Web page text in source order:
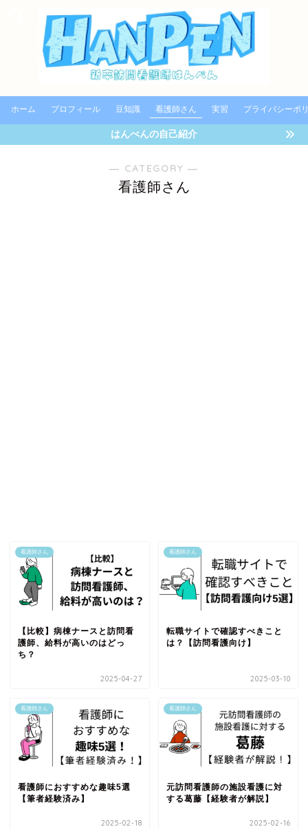
ホーム プロフィール 豆知識 看護師さん 実習 プライバシーポ
はんぺんの自己紹介
― CATEGORY ―
看護師さん
看護師さん
【比較】病棟ナースと訪問看
護師、給料が高いのはどっ
ち？
2025-04-27
看護師さん
転職サイトで確認すべきこと
は？【訪問看護向け】
2025-03-10
看護師さん
看護師におすすめな趣味5選
【筆者経験済み】
2025-02-18
看護師さん
元訪問看護師の施設看護に対
する葛藤【経験者が解説】
2025-02-16